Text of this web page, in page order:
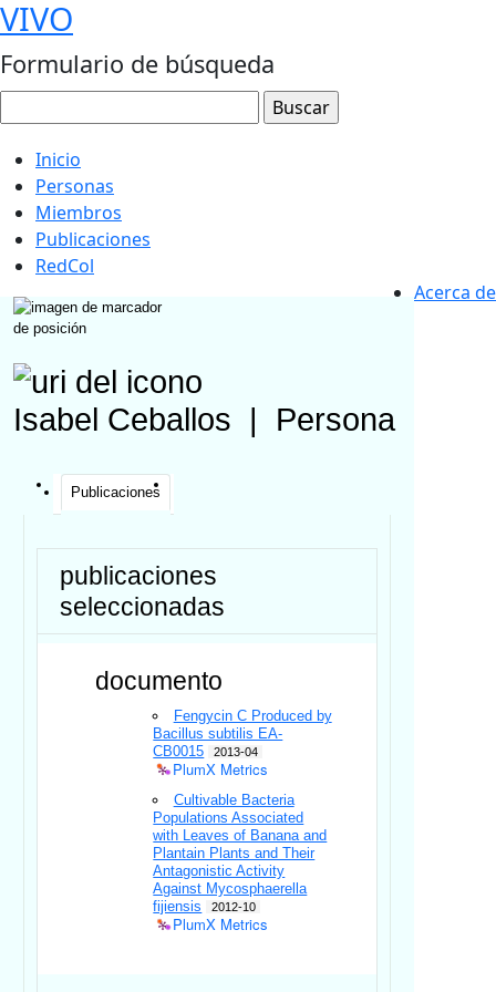
VIVO
Formulario de búsqueda
Inicio
Personas
Miembros
Publicaciones
RedCol
Acerca de
Isabel Ceballos Persona
Publicaciones
publicaciones
seleccionadas
documento
Fengycin C Produced by
Bacillus subtilis EA-
CB0015
2013-04
PlumX Metrics
Cultivable Bacteria
Populations Associated
with Leaves of Banana and
Plantain Plants and Their
Antagonistic Activity
Against Mycosphaerella
fijiensis
2012-10
PlumX Metrics